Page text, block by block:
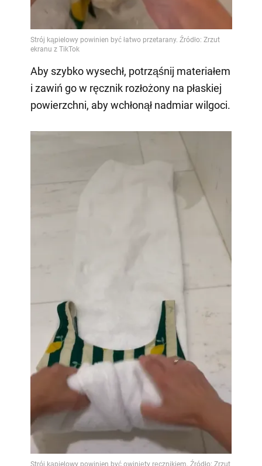
Aby szybko wysechł, potrząśnij materiałem
i zawiń go w ręcznik rozłożony na płaskiej
powierzchni, aby wchłonął nadmiar wilgoci.